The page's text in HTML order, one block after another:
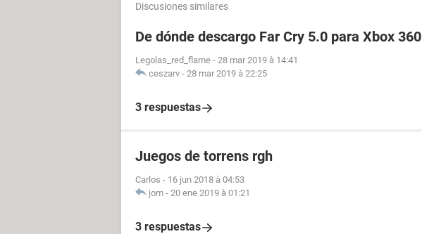
Discusiones similares
De dónde descargo Far Cry 5.0 para Xbox 360
Legolas_red_flame - 28 mar 2019 à 14:41
ceszarv - 28 mar 2019 à 22:25
3 respuestas
Juegos de torrens rgh
Carlos - 16 jun 2018 à 04:53
jom - 20 ene 2019 à 01:21
3 respuestas